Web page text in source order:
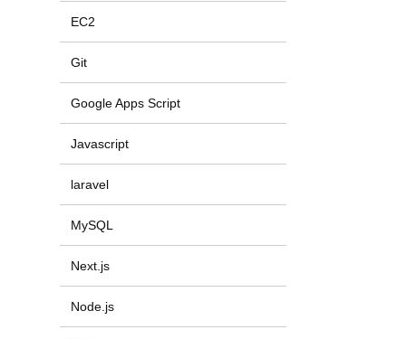
EC2
Git
Google Apps Script
Javascript
laravel
MySQL
Next.js
Node.js